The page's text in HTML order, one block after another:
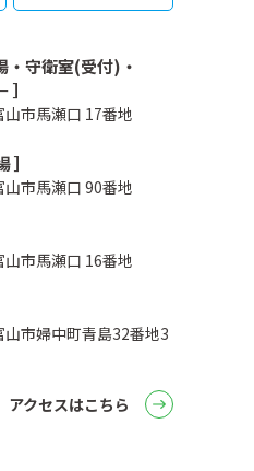
・守衛室(受付)・
市馬瀬口 17番地
］
市馬瀬口 90番地
市馬瀬口 16番地
市婦中町青島32番地3
アクセスはこちら